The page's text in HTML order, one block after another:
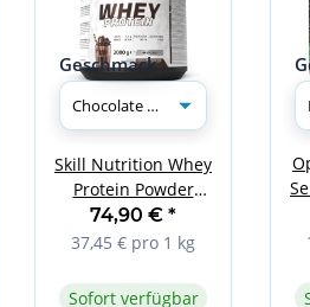
Geschmack
Skill Nutrition Whey
Protein Powder
2000g Chocolate
Milkshake
74,90 € *
37,45 € pro 1 kg
Sofort verfügbar